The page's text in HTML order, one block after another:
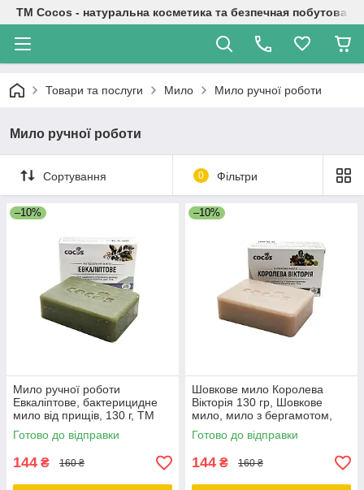
TM Cocos - натуральна косметика та безпечная побутова
Товари та послуги Мило Мило ручної роботи
Мило ручної роботи
Сортування 0 Фільтри
–10%
Мило ручної роботи
Евкаліптове, бактерицидне
мило від прищів, 130 г, ТМ
Cocos
Готово до відправки
144 ₴ 160 ₴
–10%
Шовкове мило Королева
Вікторія 130 гр, Шовкове
мило, мило з бергамотом,
Натуральне мило для тіла
ТМ Cocos
Готово до відправки
144 ₴ 160 ₴